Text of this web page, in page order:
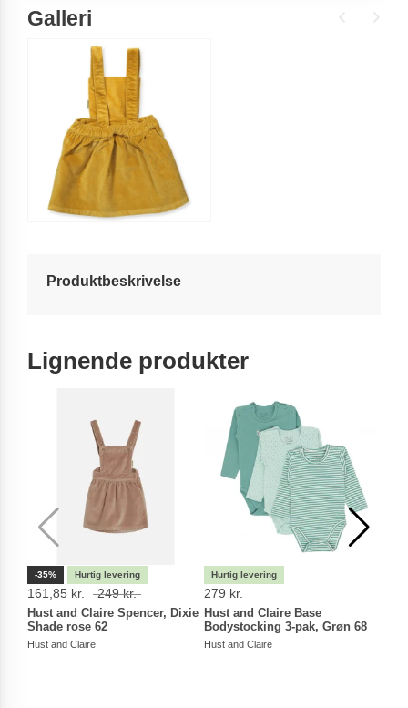
Galleri
Produktbeskrivelse
Lignende produkter
-35%
161,85 kr. 249 kr.
Hust and Claire Spencer, Dixie
Shade rose 62
Hust and Claire
279 kr.
Hust and Claire Base
Bodystocking 3-pak, Grøn 68
Hust and Claire